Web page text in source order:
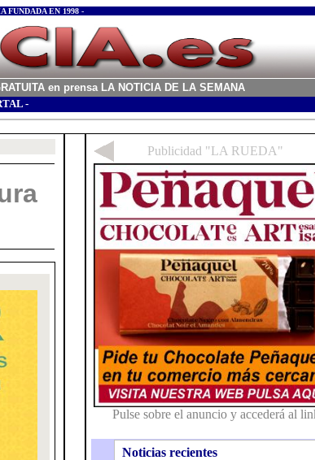
FUNDADA EN 1998 -
en prensa LA NOTICIA DE LA SEMANA
-
Noticias recientes